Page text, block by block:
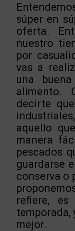
súper en
oferta.
nuestro
por
vas a
una
alimento.
decirte
aquello
manera
pescados
guardarse
conserva o
refiere, es
temporada,
mejor.